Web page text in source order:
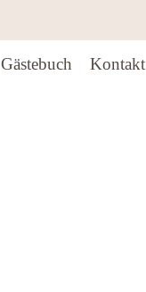
Gästebuch
Kontakt